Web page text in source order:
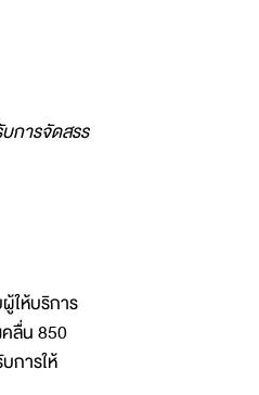
การจัดสรร
ให้บริการ
คลื่น 850
การให้